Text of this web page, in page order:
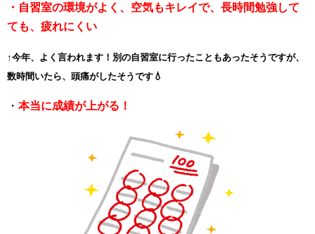
・自習室の環境がよく、空気もキレイで、長時間勉強して
ても、疲れにくい
↑今年、よく言われます！別の自習室に行ったこともあったそうですが、
数時間いたら、頭痛がしたそうです💧
・ 本当に成績が上がる！